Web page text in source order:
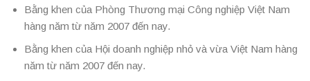
Bằng khen của Phòng Thương mại Công nghiệp Việt Nam
hàng năm từ năm 2007 đến nay.
Bằng khen của Hội doanh nghiệp nhỏ và vừa Việt Nam hàng
năm từ năm 2007 đến nay.